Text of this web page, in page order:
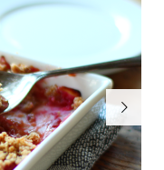
